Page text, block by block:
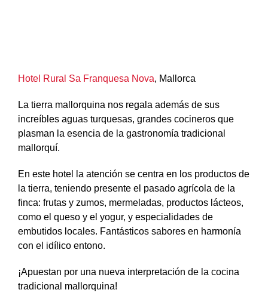
Hotel Rural Sa Franquesa Nova, Mallorca
La tierra mallorquina nos regala además de sus
increíbles aguas turquesas, grandes cocineros que
plasman la esencia de la gastronomía tradicional
mallorquí.
En este hotel la atención se centra en los productos de
la tierra, teniendo presente el pasado agrícola de la
finca: frutas y zumos, mermeladas, productos lácteos,
como el queso y el yogur, y especialidades de
embutidos locales. Fantásticos sabores en harmonía
con el idílico entono.
¡Apuestan por una nueva interpretación de la cocina
tradicional mallorquina!